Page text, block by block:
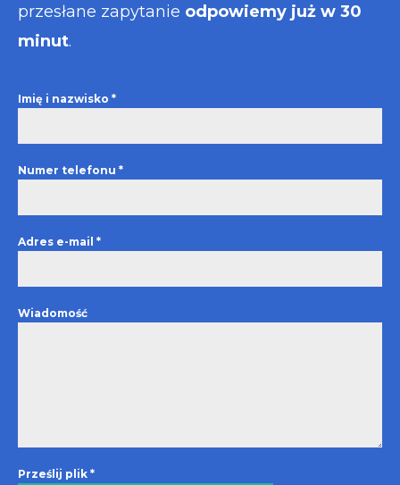
przesłane zapytanie odpowiemy już w 30
minut.
Imię i nazwisko *
Numer telefonu *
Adres e-mail *
Wiadomość
Prześlij plik *